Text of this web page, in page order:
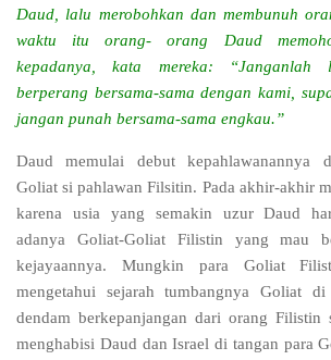
Daud, lalu merobohkan dan membunuh
waktu itu orang- orang Daud
kepadanya, kata mereka:
berperang bersama-sama dengan kami,
jangan punah bersama-sama engkau.”
Daud memulai debut kepahlawanannya
Goliat si pahlawan Filsitin. Pada akhir-akhir
karena usia yang semakin uzur Daud
adanya Goliat-Goliat Filistin yang mau
kejayaannya. Mungkin para Goliat
mengetahui sejarah tumbangnya Goliat
dendam berkepanjangan dari orang Filistin
menghabisi Daud dan Israel di tangan para